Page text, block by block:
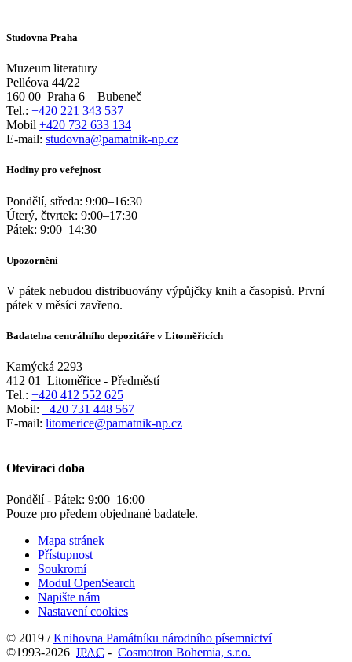
Studovna Praha
Muzeum literatury
Pelléova 44/22
160 00 Praha 6 – Bubeneč
Tel.: +420 221 343 537
Mobil +420 732 633 134
E-mail: studovna@pamatnik-np.cz
Hodiny pro veřejnost
Pondělí, středa: 9:00–16:30
Úterý, čtvrtek: 9:00–17:30
Pátek: 9:00–14:30
Upozornění
V pátek nebudou distribuovány výpůjčky knih a časopisů. První
pátek v měsíci zavřeno.
Badatelna centrálního depozitáře v Litoměřicích
Kamýcká 2293
412 01
Litoměřice - Předměstí
Tel.: +420 412 552 625
Mobil: +420 731 448 567
E-mail: litomerice@pamatnik-np.cz
Otevírací doba
Pondělí - Pátek: 9:00–16:00
Pouze pro předem objednané badatele.
Mapa stránek
Přístupnost
Soukromí
Modul OpenSearch
Napište nám
Nastavení cookies
© 2019 /Knihovna Památníku národního písemnictví
©1993-2026 IPAC - Cosmotron Bohemia, s.r.o.